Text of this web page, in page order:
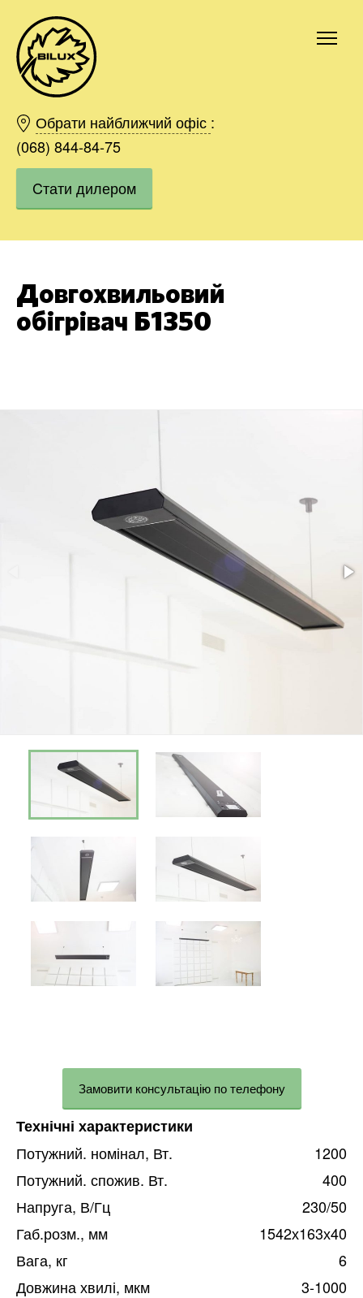
Обрати найближчий офіс :
(068) 844-84-75
Cтати дилером
Довгохвильовий
обігрівач Б1350
Замовити консультацію по телефону
Технічні характеристики
Потужний. номінал, Вт.
1200
Потужний. спожив. Вт.
400
Напруга, В/Гц
230/50
Габ.розм., мм
1542х163х40
Вага, кг
6
Довжина хвилі, мкм
3-1000
Київ
Харків
Одесса
Дніпро
Івано-Франківськ
Вінниця
Область
Замовити